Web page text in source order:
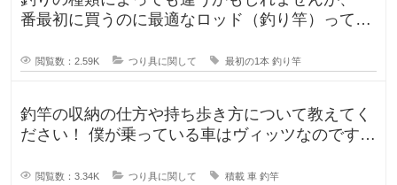
番最初に買うのに最適なロッド（釣り竿）ってど
閲覧数：2.59K つり具に関して 最初の1本 釣り竿
釣竿の収納の仕方や持ち歩き方について教えてく
ださい！ 僕が乗っている車はヴィッツなのです
閲覧数：3.34K つり具に関して 積載 車 釣竿